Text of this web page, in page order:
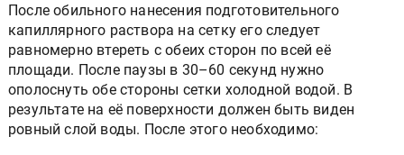
После обильного нанесения подготовительного
капиллярного раствора на сетку его следует
равномерно втереть с обеих сторон по всей её
площади. После паузы в 30–60 секунд нужно
ополоснуть обе стороны сетки холодной водой. В
результате на её поверхности должен быть виден
ровный слой воды. После этого необходимо: